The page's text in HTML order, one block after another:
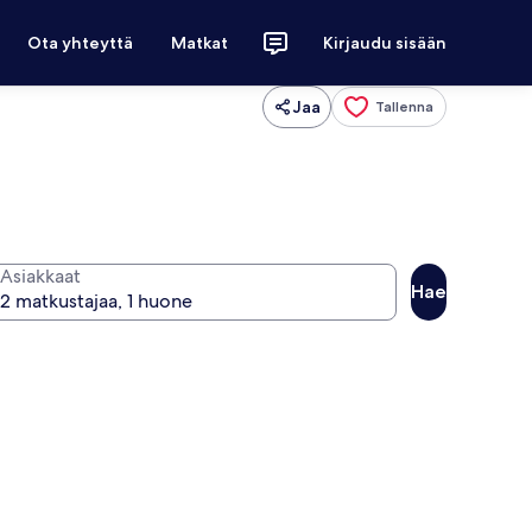
Ota yhteyttä Matkat Kirjaudu sisään
Jaa Tallenna
Asiakkaat
Hae